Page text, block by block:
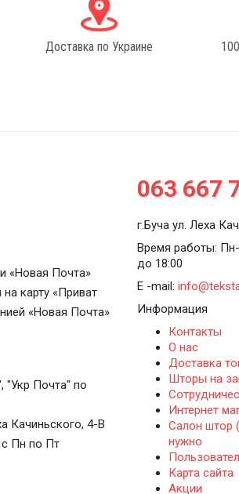
Доставка по Украине
«Новая Почта»
карту «Приват
«Новая Почта»
"Укр Почта" по
Качиньского, 4-В
с Пн по Пт
063 667
г.Буча ул. Леха
Время работы:
до 18:00
E -mail:
Информация
Контакты
О нас
Доставка
Шторы на
Интернет
Салон штор
нужно
Карта сайта
Акции